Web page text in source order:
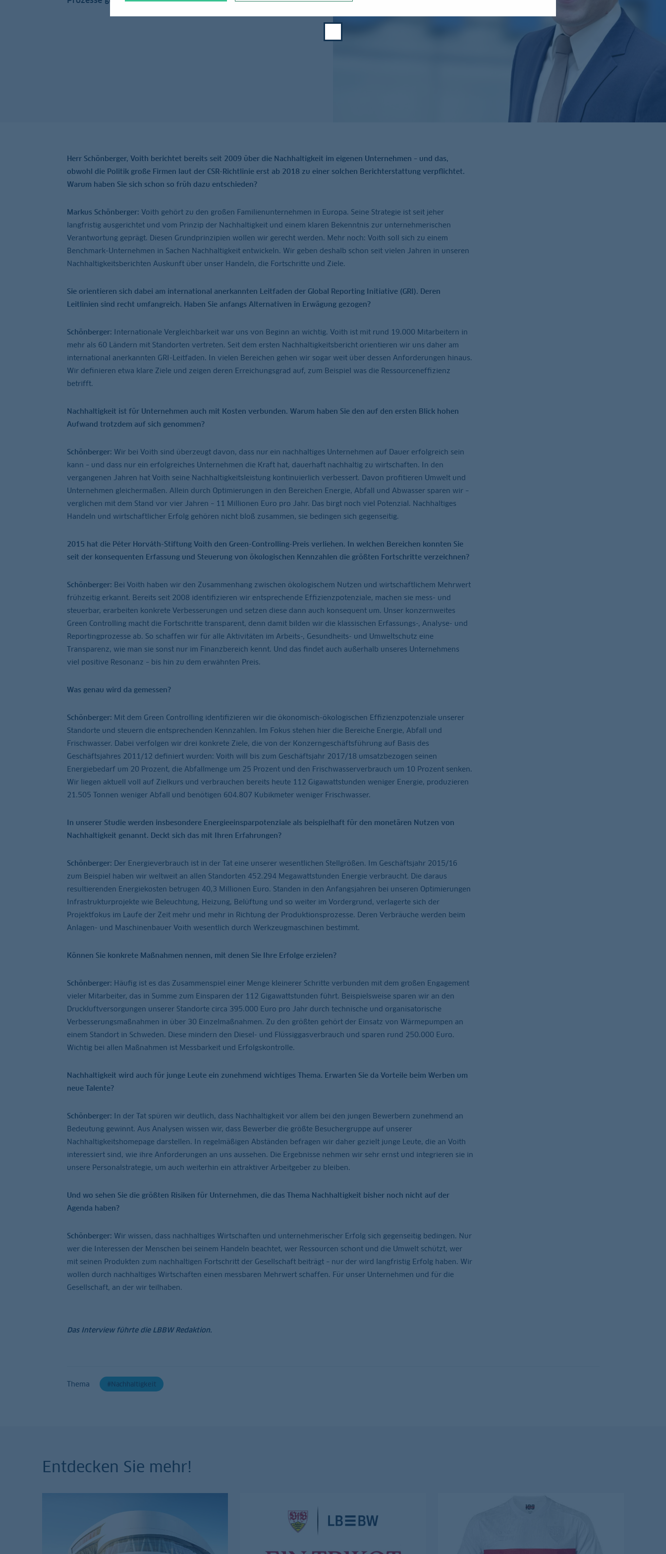
Herr Schönberger, Voith berichtet bereits seit 2009 über die Nachhaltigkeit im eigenen Unternehmen – und das,
obwohl die Politik große Firmen laut der CSR-Richtlinie erst ab 2018 zu einer solchen Berichterstattung verpflichtet.
Warum haben Sie sich schon so früh dazu entschieden?
Markus Schönberger: Voith gehört zu den großen Familienunternehmen in Europa. Seine Strategie ist seit jeher
langfristig ausgerichtet und vom Prinzip der Nachhaltigkeit und einem klaren Bekenntnis zur unternehmerischen
Verantwortung geprägt. Diesen Grundprinzipien wollen wir gerecht werden. Mehr noch: Voith soll sich zu einem
Benchmark-Unternehmen in Sachen Nachhaltigkeit entwickeln. Wir geben deshalb schon seit vielen Jahren in unseren
Nachhaltigkeitsberichten Auskunft über unser Handeln, die Fortschritte und Ziele.
Sie orientieren sich dabei am international anerkannten Leitfaden der Global Reporting Initiative (GRI). Deren
Leitlinien sind recht umfangreich. Haben Sie anfangs Alternativen in Erwägung gezogen?
Schönberger: Internationale Vergleichbarkeit war uns von Beginn an wichtig. Voith ist mit rund 19.000 Mitarbeitern in
mehr als 60 Ländern mit Standorten vertreten. Seit dem ersten Nachhaltigkeitsbericht orientieren wir uns daher am
international anerkannten GRI-Leitfaden. In vielen Bereichen gehen wir sogar weit über dessen Anforderungen hinaus.
Wir definieren etwa klare Ziele und zeigen deren Erreichungsgrad auf, zum Beispiel was die Ressourceneffizienz
betrifft.
Nachhaltigkeit ist für Unternehmen auch mit Kosten verbunden. Warum haben Sie den auf den ersten Blick hohen
Aufwand trotzdem auf sich genommen?
Schönberger: Wir bei Voith sind überzeugt davon, dass nur ein nachhaltiges Unternehmen auf Dauer erfolgreich sein
kann – und dass nur ein erfolgreiches Unternehmen die Kraft hat, dauerhaft nachhaltig zu wirtschaften. In den
vergangenen Jahren hat Voith seine Nachhaltigkeitsleistung kontinuierlich verbessert. Davon profitieren Umwelt und
Unternehmen gleichermaßen. Allein durch Optimierungen in den Bereichen Energie, Abfall und Abwasser sparen wir –
verglichen mit dem Stand vor vier Jahren – 11 Millionen Euro pro Jahr. Das birgt noch viel Potenzial. Nachhaltiges
Handeln und wirtschaftlicher Erfolg gehören nicht bloß zusammen, sie bedingen sich gegenseitig.
2015 hat die Péter Horváth-Stiftung Voith den Green-Controlling-Preis verliehen. In welchen Bereichen konnten Sie
seit der konsequenten Erfassung und Steuerung von ökologischen Kennzahlen die größten Fortschritte verzeichnen?
Schönberger: Bei Voith haben wir den Zusammenhang zwischen ökologischem Nutzen und wirtschaftlichem Mehrwert
frühzeitig erkannt. Bereits seit 2008 identifizieren wir entsprechende Effizienzpotenziale, machen sie mess- und
steuerbar, erarbeiten konkrete Verbesserungen und setzen diese dann auch konsequent um. Unser konzernweites
Green Controlling macht die Fortschritte transparent, denn damit bilden wir die klassischen Erfassungs-, Analyse- und
Reportingprozesse ab. So schaffen wir für alle Aktivitäten im Arbeits-, Gesundheits- und Umweltschutz eine
Transparenz, wie man sie sonst nur im Finanzbereich kennt. Und das findet auch außerhalb unseres Unternehmens
viel positive Resonanz – bis hin zu dem erwähnten Preis.
Was genau wird da gemessen?
Schönberger: Mit dem Green Controlling identifizieren wir die ökonomisch-ökologischen Effizienzpotenziale unserer
Standorte und steuern die entsprechenden Kennzahlen. Im Fokus stehen hier die Bereiche Energie, Abfall und
Frischwasser. Dabei verfolgen wir drei konkrete Ziele, die von der Konzerngeschäftsführung auf Basis des
Geschäftsjahres 2011/12 definiert wurden: Voith will bis zum Geschäftsjahr 2017/18 umsatzbezogen seinen
Energiebedarf um 20 Prozent, die Abfallmenge um 25 Prozent und den Frischwasserverbrauch um 10 Prozent senken.
Wir liegen aktuell voll auf Zielkurs und verbrauchen bereits heute 112 Gigawattstunden weniger Energie, produzieren
21.505 Tonnen weniger Abfall und benötigen 604.807 Kubikmeter weniger Frischwasser.
In unserer Studie werden insbesondere Energieeinsparpotenziale als beispielhaft für den monetären Nutzen von
Nachhaltigkeit genannt. Deckt sich das mit Ihren Erfahrungen?
Schönberger: Der Energieverbrauch ist in der Tat eine unserer wesentlichen Stellgrößen. Im Geschäftsjahr 2015/16
zum Beispiel haben wir weltweit an allen Standorten 452.294 Megawattstunden Energie verbraucht. Die daraus
resultierenden Energiekosten betrugen 40,3 Millionen Euro. Standen in den Anfangsjahren bei unseren Optimierungen
Infrastrukturprojekte wie Beleuchtung, Heizung, Belüftung und so weiter im Vordergrund, verlagerte sich der
Projektfokus im Laufe der Zeit mehr und mehr in Richtung der Produktionsprozesse. Deren Verbräuche werden beim
Anlagen- und Maschinenbauer Voith wesentlich durch Werkzeugmaschinen bestimmt.
Können Sie konkrete Maßnahmen nennen, mit denen Sie Ihre Erfolge erzielen?
Schönberger: Häufig ist es das Zusammenspiel einer Menge kleinerer Schritte verbunden mit dem großen Engagement
vieler Mitarbeiter, das in Summe zum Einsparen der 112 Gigawattstunden führt. Beispielsweise sparen wir an den
Druckluftversorgungen unserer Standorte circa 395.000 Euro pro Jahr durch technische und organisatorische
Verbesserungsmaßnahmen in über 30 Einzelmaßnahmen. Zu den größten gehört der Einsatz von Wärmepumpen an
einem Standort in Schweden. Diese mindern den Diesel- und Flüssiggasverbrauch und sparen rund 250.000 Euro.
Wichtig bei allen Maßnahmen ist Messbarkeit und Erfolgskontrolle.
Nachhaltigkeit wird auch für junge Leute ein zunehmend wichtiges Thema. Erwarten Sie da Vorteile beim Werben um
neue Talente?
Schönberger: In der Tat spüren wir deutlich, dass Nachhaltigkeit vor allem bei den jungen Bewerbern zunehmend an
Bedeutung gewinnt. Aus Analysen wissen wir, dass Bewerber die größte Besuchergruppe auf unserer
Nachhaltigkeitshomepage darstellen. In regelmäßigen Abständen befragen wir daher gezielt junge Leute, die an Voith
interessiert sind, wie ihre Anforderungen an uns aussehen. Die Ergebnisse nehmen wir sehr ernst und integrieren sie in
unsere Personalstrategie, um auch weiterhin ein attraktiver Arbeitgeber zu bleiben.
Und wo sehen Sie die größten Risiken für Unternehmen, die das Thema Nachhaltigkeit bisher noch nicht auf der
Agenda haben?
Schönberger: Wir wissen, dass nachhaltiges Wirtschaften und unternehmerischer Erfolg sich gegenseitig bedingen. Nur
wer die Interessen der Menschen bei seinem Handeln beachtet, wer Ressourcen schont und die Umwelt schützt, wer
mit seinen Produkten zum nachhaltigen Fortschritt der Gesellschaft beiträgt – nur der wird langfristig Erfolg haben. Wir
wollen durch nachhaltiges Wirtschaften einen messbaren Mehrwert schaffen. Für unser Unternehmen und für die
Gesellschaft, an der wir teilhaben.
Das Interview führte die LBBW Redaktion.
Thema Nachhaltigkeit
Entdecken Sie mehr!